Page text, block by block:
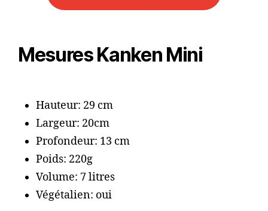
Mesures Kanken Mini
Hauteur: 29 cm
Largeur: 20cm
Profondeur: 13 cm
Poids: 220g
Volume: 7 litres
Végétalien: oui